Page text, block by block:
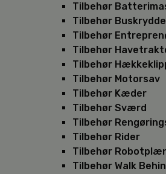
Tilbehør
Tilbehør
Tilbehør
Tilbehør
Tilbehør
Tilbehør Motorsav
Tilbehør Kæder
Tilbehør Sværd
Tilbehør
Tilbehør Rider
Tilbehør
Tilbehør Walk